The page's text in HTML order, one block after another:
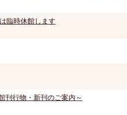
臨時休館します
刊行物・新刊のご案内～